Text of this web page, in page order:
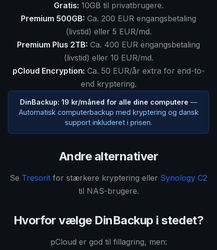
Gratis: 10GB til privatbrugere.
Premium 500GB: Ca. 200 EUR engangsbetaling
(livstid) eller 5 EUR/md.
Premium Plus 2TB: Ca. 400 EUR engangsbetaling
(livstid) eller 10 EUR/md.
pCloud Encryption: Ca. 50 EUR/år extra for end-to-
end kryptering.
DinBackup: 19 kr/måned for alle dine computere —
Automatisk computerbackup med kryptering og dansk
support inkluderet i prisen.
Andre alternativer
Se Tresorit for stærkere kryptering eller Synology C2
til NAS-brugere.
Hvorfor vælge DinBackup i stedet?
pCloud er god til fillagring, men: